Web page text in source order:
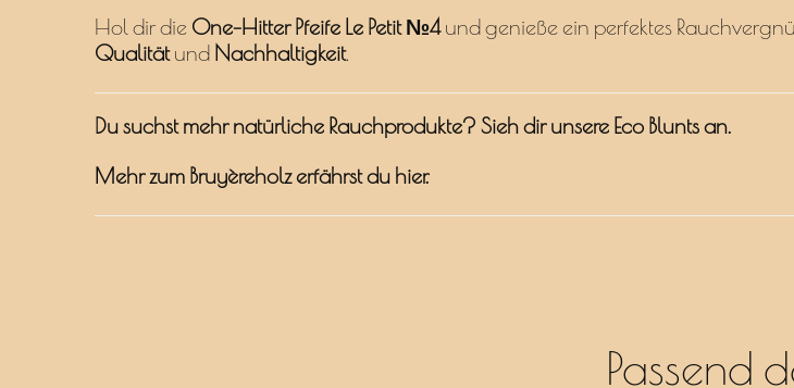
Hol dir die One-Hitter Pfeife Le Petit №4und genieße ein perfektes
Qualitätund Nachhaltigkeit.
Du suchst mehr natürliche Rauchprodukte? Sieh dir unsere Eco Blunts an.
Mehr zum Bruyèreholz erfährst du hier.
Passend